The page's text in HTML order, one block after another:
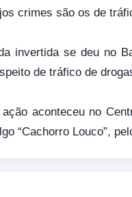
crimes são os de
invertida se deu no
de tráfico de
aconteceu no
“Cachorro Louco”,